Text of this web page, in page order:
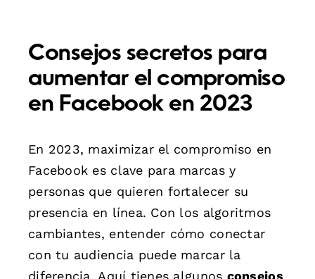
Consejos secretos para
aumentar el compromiso
en Facebook en 2023
En 2023, maximizar el compromiso en
Facebook es clave para marcas y
personas que quieren fortalecer su
presencia en línea. Con los algoritmos
cambiantes, entender cómo conectar
con tu audiencia puede marcar la
diferencia. Aquí tienes algunos consejos